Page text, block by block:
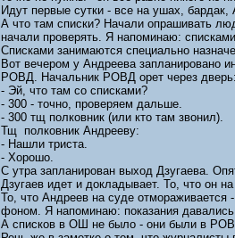
Идут первые сутки - все на ушах,
А что там списки? Начали опрашивать
начали проверять. Я напоминаю:
Списками занимаются специально
Вот вечером у Андреева запланировано
РОВД. Начальник РОВД орет через
- Эй, что там со списками?
- 300 - точно, проверяем дальше.
- 300 тщ полковник (или кто там звонил).
Тщ полковник Андрееву:
- Нашли триста.
- Хорошо.
С утра запланирован выход Дзугаева.
Дзугаев идет и докладывает. То, что он
То, что Андреев на суде отмораживается
фоном. Я напоминаю: показания
А списков в ОШ не было - они были в